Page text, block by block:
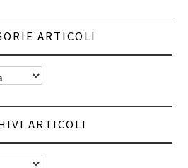
ARTICOLI
ARTICOLI